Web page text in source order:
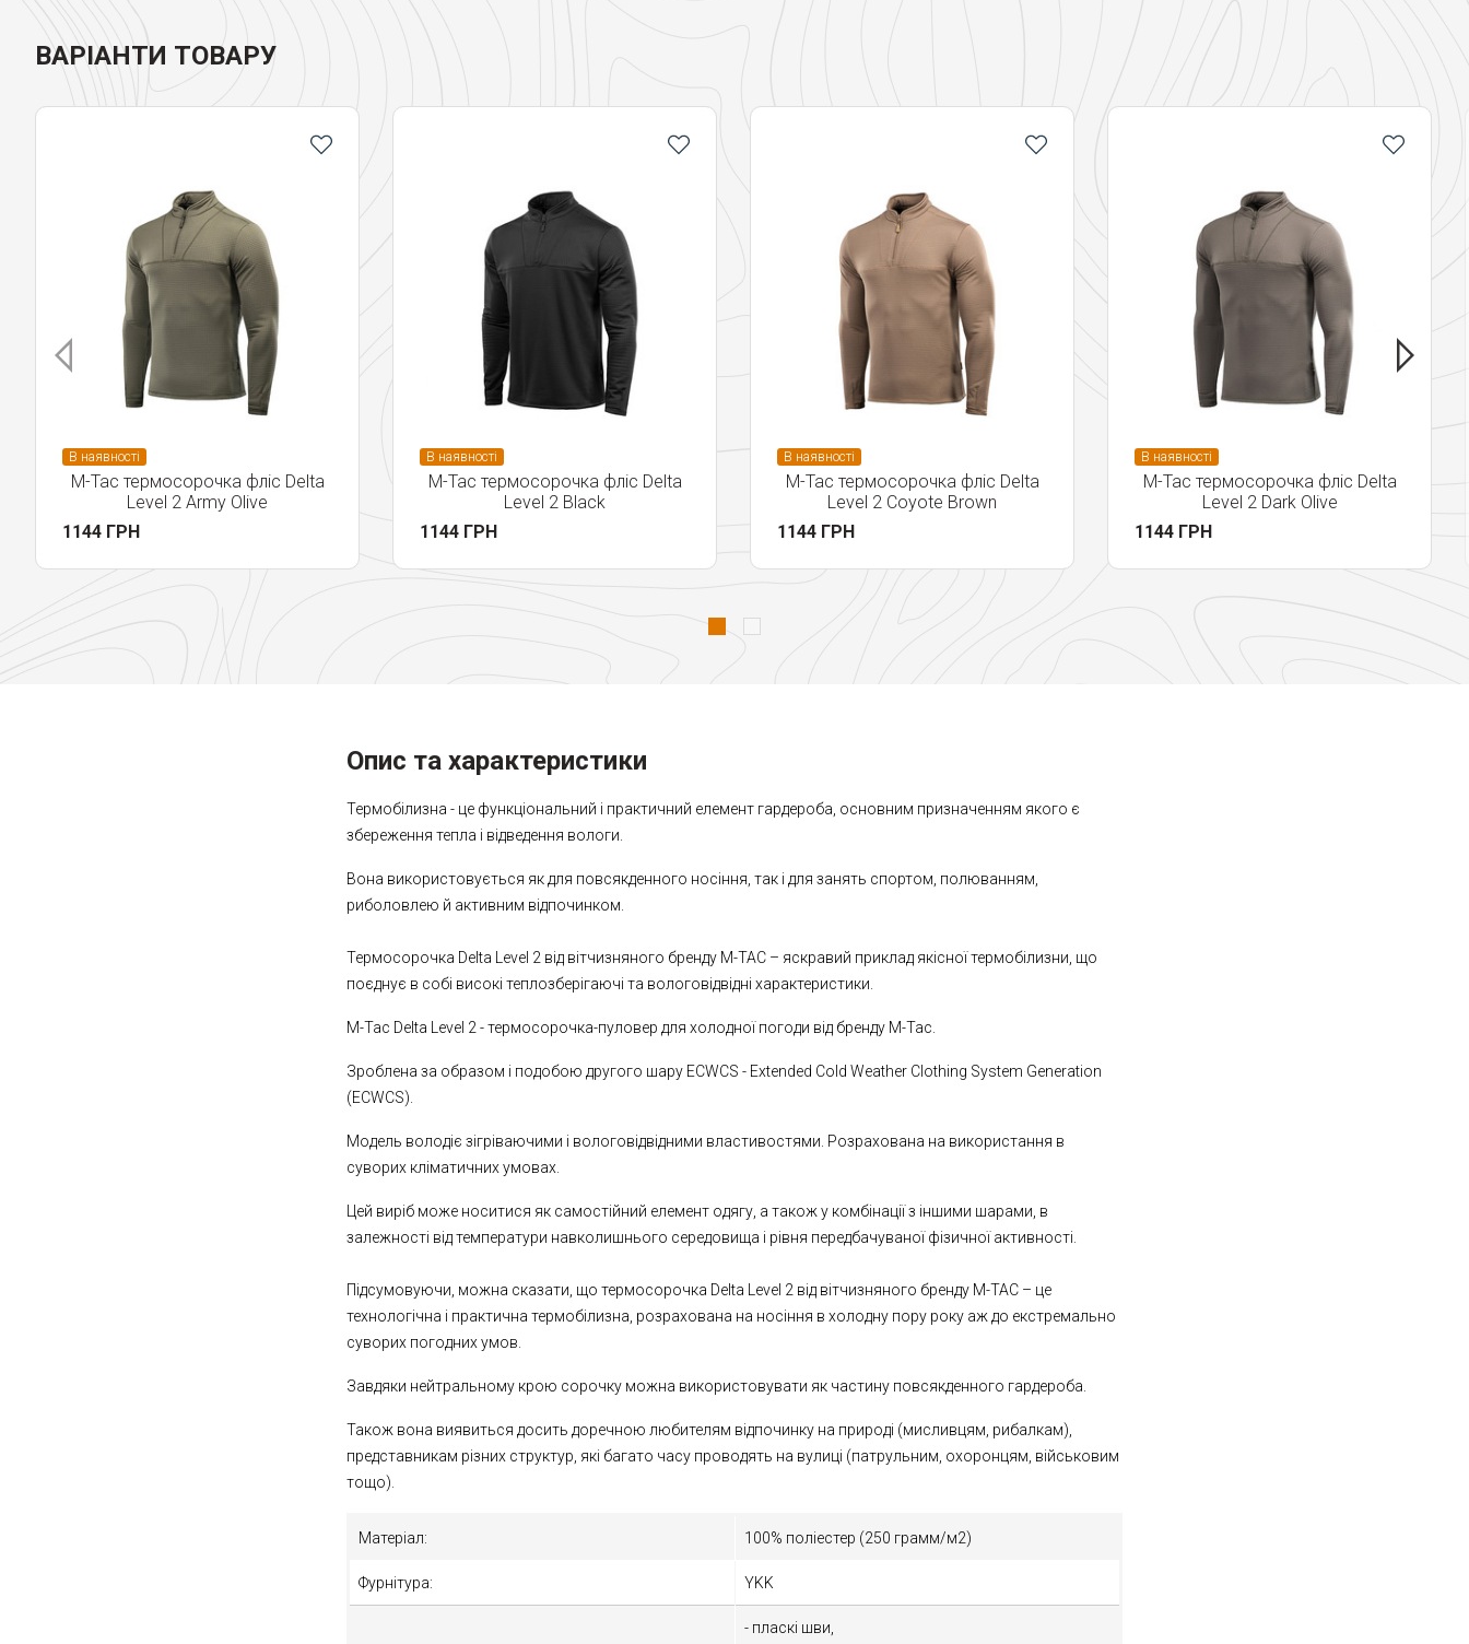
ВАРІАНТИ ТОВАРУ
В наявності
M-Tac термосорочка фліс Delta
Level 2 Army Olive
1144 ГРН
В наявності
M-Tac термосорочка фліс Delta
Level 2 Black
1144 ГРН
В наявності
M-Tac термосорочка фліс Delta
Level 2 Coyote Brown
1144 ГРН
В наявності
M-Tac термосорочка фліс Delta
Level 2 Dark Olive
1144 ГРН
Опис та характеристики
Термобілизна - це функціональний і практичний елемент гардероба, основним призначенням якого є
збереження тепла і відведення вологи.
Вона використовується як для повсякденного носіння, так і для занять спортом, полюванням,
риболовлею й активним відпочинком.
Термосорочка Delta Level 2 від вітчизняного бренду М-TAC – яскравий приклад якісної термобілизни, що
поєднує в собі високі теплозберігаючі та вологовідвідні характеристики.
M-Tac Delta Level 2 - термосорочка-пуловер для холодної погоди від бренду M-Tac.
Зроблена за образом і подобою другого шару ECWCS - Extended Cold Weather Clothing System Generation
(ECWCS).
Модель володіє зігріваючими і вологовідвідними властивостями. Розрахована на використання в
суворих кліматичних умовах.
Цей виріб може носитися як самостійний елемент одягу, а також у комбінації з іншими шарами, в
залежності від температури навколишнього середовища і рівня передбачуваної фізичної активності.
Підсумовуючи, можна сказати, що термосорочка Delta Level 2 від вітчизняного бренду M-TAC – це
технологічна і практична термобілизна, розрахована на носіння в холодну пору року аж до екстремально
суворих погодних умов.
Завдяки нейтральному крою сорочку можна використовувати як частину повсякденного гардероба.
Також вона виявиться досить доречною любителям відпочинку на природі (мисливцям, рибалкам),
представникам різних структур, які багато часу проводять на вулиці (патрульним, охоронцям, військовим
тощо).
Матеріал: 100% поліестер (250 грамм/м2)
Фурнітура: YKK
- пласкі шви,